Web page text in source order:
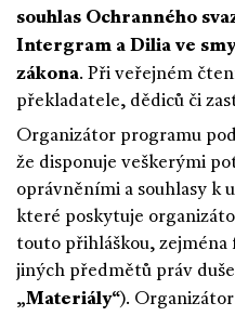
souhlas Ochranného
Intergram a Dilia ve
zákona. Při veřejném
překladatele, dědiců či
Organizátor programu
že disponuje veškerými
oprávněními a souhlasy k
které poskytuje
touto přihláškou,
jiných předmětů práv
„Materiály“).